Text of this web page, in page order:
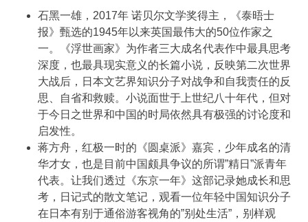
石黑一雄，2017年 诺贝尔文学奖得主，《泰晤士
报》甄选的1945年以来英国最伟大的50位作家之
一。《浮世画家》为作者三大成名代表作中最具思考
深度，也最具现实意义的长篇小说，反映第二次世界
大战后，日本文艺界知识分子对战争和自我责任的反
思、自省和救赎。小说面世于上世纪八十年代，但对
于今日之世界和中国的时局依然具有极强的讨论度和
启发性。
蒋方舟，红极一时的《圆桌派》嘉宾，少年成名的清
华才女，也是目前中国颇具争议的所谓”精日”派青年
代表。让我们透过《东京一年》这部记录她成长和思
考，日记式的散文笔记，观看一位年轻中国知识分子
在日本有别于通俗游客视角的”别处生活”，别样观